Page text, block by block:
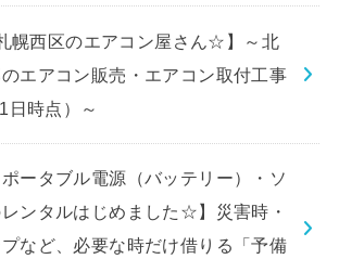
幌西区のエアコン屋さん☆】～北
エアコン販売・エアコン取付工事
日時点）～
ータブル電源（バッテリー）・ソ
ンタルはじめました☆】災害時・
など、必要な時だけ借りる「予備